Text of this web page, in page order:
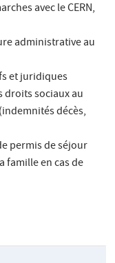
avec le CERN,
administrative au
et juridiques
droits sociaux au
décès,
permis de séjour
famille en cas de